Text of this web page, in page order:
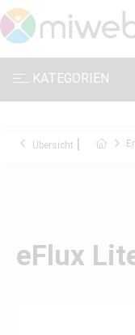
KATEGORIEN
Übersicht
eFlux